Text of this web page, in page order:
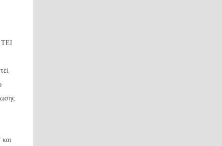
ΤΕΙ
και